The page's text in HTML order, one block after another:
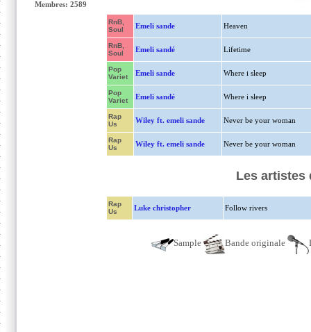
Membres: 2589
RnB,
Soul
Emeli sande Heaven
RnB,
Soul
Emeli sandé Lifetime
Pop
Variet
Emeli sande Where i sleep
Pop
Variet
Emeli sandé Where i sleep
Rap
Us
Wiley ft. emeli sande Never be your woman
Rap
Us
Wiley ft. emeli sande Never be your woman
Les artistes
Rap
Us
Luke christopher Follow rivers
Sample Bande originale